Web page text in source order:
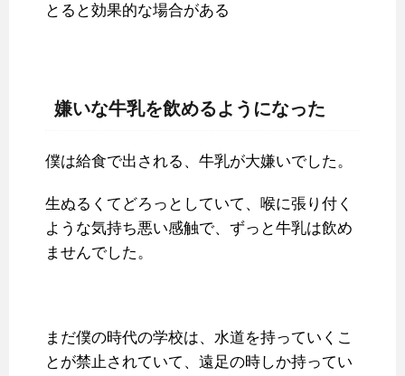
とると効果的な場合がある
嫌いな牛乳を飲めるようになった
僕は給食で出される、牛乳が大嫌いでした。
生ぬるくてどろっとしていて、喉に張り付く
ような気持ち悪い感触で、ずっと牛乳は飲め
ませんでした。
まだ僕の時代の学校は、水道を持っていくこ
とが禁止されていて、遠足の時しか持ってい